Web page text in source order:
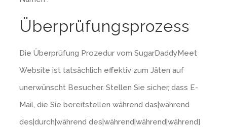
Überprüfungsprozess
Die Überprüfung Prozedur vom SugarDaddyMeet
Website ist tatsächlich effektiv zum Jäten auf
unerwünscht Besucher. Stellen Sie sicher, dass E-
Mail, die Sie bereitstellen während das|während
des|durch|während des|während|während|während}